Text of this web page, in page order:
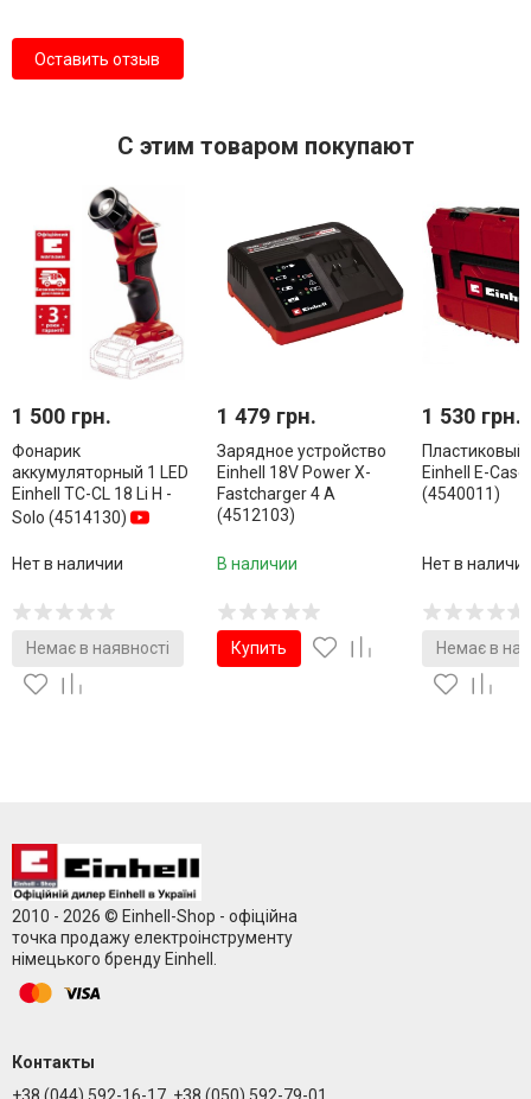
Оставить отзыв
С этим товаром покупают
1 500 грн.
Фонарик
аккумуляторный 1 LED
Einhell TC-CL 18 Li Н -
Solo (4514130)
Нет в наличии
Немає в наявності
1 479 грн.
Зарядное устройство
Einhell 18V Power X-
Fastcharger 4 A
(4512103)
В наличии
Купить
1 530 грн.
Пластиковый
Einhell E-Case
(4540011)
Нет в
Немає в
2010 - 2026 © Einhell-Shop - офіційна
точка продажу електроінструменту
німецького бренду Einhell.
Контакты